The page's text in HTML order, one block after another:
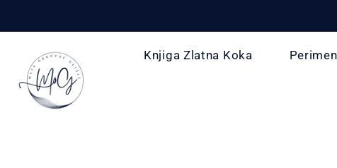
Knjiga Zlatna Koka